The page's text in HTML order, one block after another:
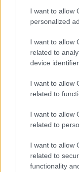
I want to allow
personalized
I want to allow
related to
device
I want to allow
related to
I want to allow
related to
I want to allow
related to
functionality
Iscriviti alla
email
sul sito web!
Indirizzo email*
Privacy
Utilizziamo
marketing.
l'elaborazione.
di Mailchimp.
facendo clic sul
nostre e-mail.